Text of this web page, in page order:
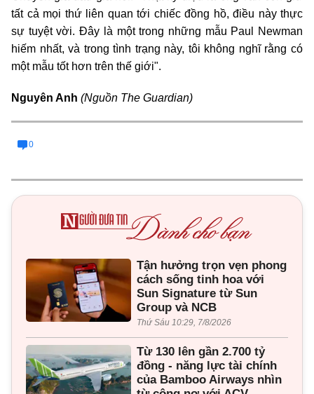
tất cả mọi thứ liên quan tới chiếc đồng hồ, điều này thực
sự tuyệt vời. Đây là một trong những mẫu Paul Newman
hiếm nhất, và trong tình trạng này, tôi không nghĩ rằng có
một mẫu tốt hơn trên thế giới".
Nguyên Anh (Nguồn The Guardian)
0
Tận hưởng trọn vẹn phong
cách sống tinh hoa với
Sun Signature từ Sun
Group và NCB
Thứ Sáu 10:29, 7/8/2026
Từ 130 lên gần 2.700 tỷ
đồng - năng lực tài chính
của Bamboo Airways nhìn